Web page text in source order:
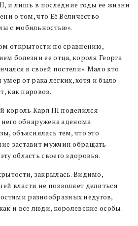
и лишь в последние годы ее жизни
о том, что Её Величество
с мобильностью».
открытости по сравнению,
болезни ее отца, короля Георга
в своей постели». Мало кто
умер от рака легких, хотя и было
как паровоз.
король Карл III поделился
обнаружена аденома
объяснялась тем, что это
заставит мужчин обращать
область своего здоровья.
закрылась. Видимо,
власти не позволяет делиться
разнообразных недугов,
и все люди, королевские особы.